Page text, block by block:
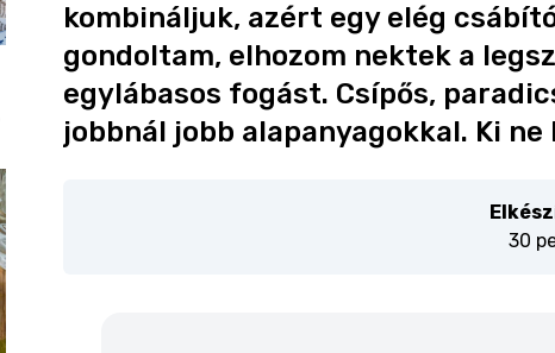
kombináljuk, azért egy elég
gondoltam, elhozom nektek a
egylábasos fogást. Csípős,
jobbnál jobb alapanyagokkal. Ki ne
30